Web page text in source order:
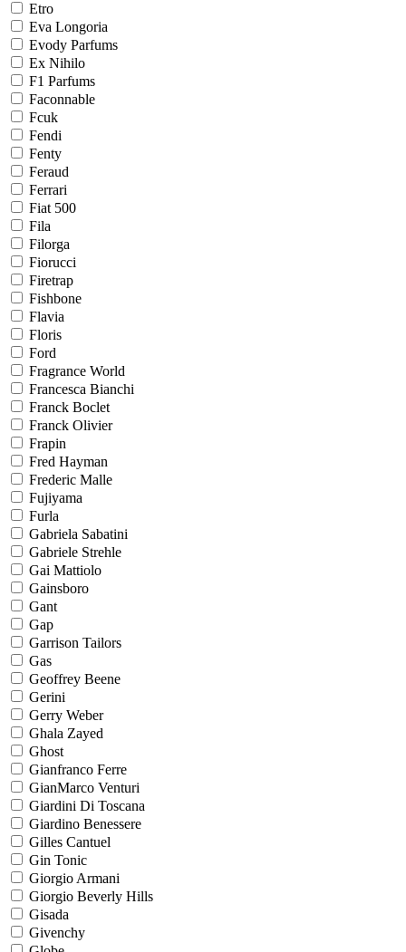
Etro
Eva Longoria
Evody Parfums
Ex Nihilo
F1 Parfums
Faconnable
Fcuk
Fendi
Fenty
Feraud
Ferrari
Fiat 500
Fila
Filorga
Fiorucci
Firetrap
Fishbone
Flavia
Floris
Ford
Fragrance World
Francesca Bianchi
Franck Boclet
Franck Olivier
Frapin
Fred Hayman
Frederic Malle
Fujiyama
Furla
Gabriela Sabatini
Gabriele Strehle
Gai Mattiolo
Gainsboro
Gant
Gap
Garrison Tailors
Gas
Geoffrey Beene
Gerini
Gerry Weber
Ghala Zayed
Ghost
Gianfranco Ferre
GianMarco Venturi
Giardini Di Toscana
Giardino Benessere
Gilles Cantuel
Gin Tonic
Giorgio Armani
Giorgio Beverly Hills
Gisada
Givenchy